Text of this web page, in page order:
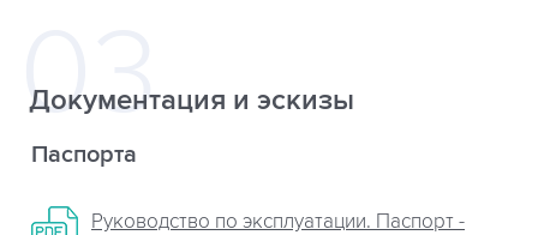
Документация и эскизы
Паспорта
Руководство по эксплуатации. Паспорт -